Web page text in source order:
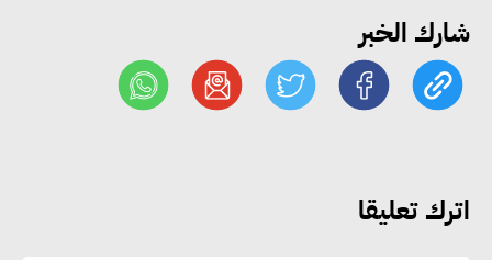
شارك الخبر
اترك تعليقا
والسياسات